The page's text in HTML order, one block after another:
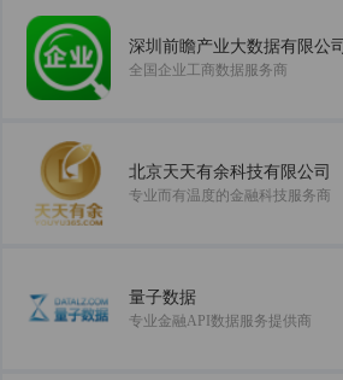
深圳前瞻产业大数据有限公司
全国企业工商数据服务商
北京天天有余科技有限公司
专业而有温度的金融科技服务商
量子数据
专业金融API数据服务提供商